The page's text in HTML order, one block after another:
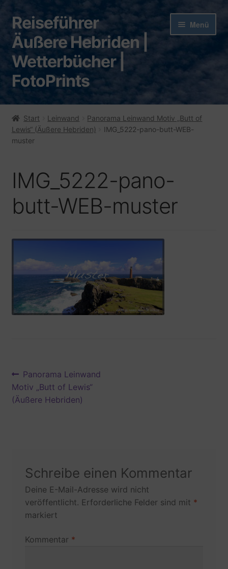
Zur
Navigation
springen
Zum
Inhalt
springen
Reiseführer
Äußere Hebriden |
Wetterbücher |
FotoPrints
Menü
Start
AGB
Bezahlvorgang/ Zahlungsweisen
Blog
Cookie-Richtlinie (EU)
Datenschutzbelehrung
Echtheit von Bewertungen
Shop
Versandarten
Leseprobe „Hopscotch 8“
Start Leinwand
Panorama Leinwand Motiv „Butt of
Lewis“ (Äußere Hebriden)
IMG_5222-pano-butt-WEB-
muster
IMG_5222-pano-
butt-WEB-muster
Beitragsnavigation
Vorheriger
Beitrag:
Panorama Leinwand
Motiv „Butt of Lewis“
(Äußere Hebriden)
Schreibe einen Kommentar
Deine E-Mail-Adresse wird nicht
veröffentlicht. Erforderliche Felder sind mit *
markiert
Kommentar *